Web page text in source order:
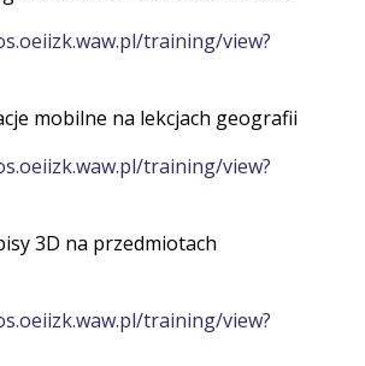
training/view?
mobilne na lekcjach geografii
training/view?
3D na przedmiotach
training/view?